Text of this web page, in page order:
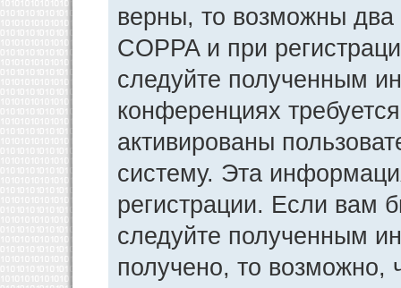
верны, то возможны
COPPA и при
следуйте полученным
конференциях
активированы
систему. Эта
регистрации. Если вам
следуйте полученным
получено, то возможно,